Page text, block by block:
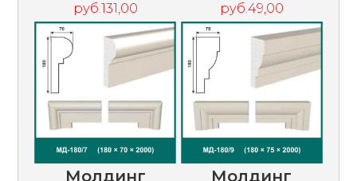
руб.131,00 руб.49,00
Молдинг
Молдинг